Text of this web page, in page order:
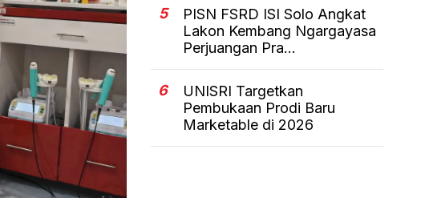
5
PISN FSRD ISI Solo Angkat
Lakon Kembang Ngargayasa
Perjuangan Pra...
6
UNISRI Targetkan
Pembukaan Prodi Baru
Marketable di 2026